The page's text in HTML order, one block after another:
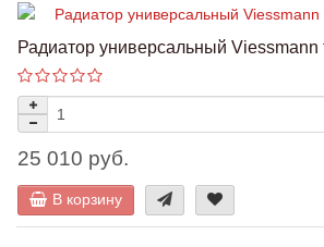
Радиатор универсальный Viessmann
25 010 руб.
В корзину